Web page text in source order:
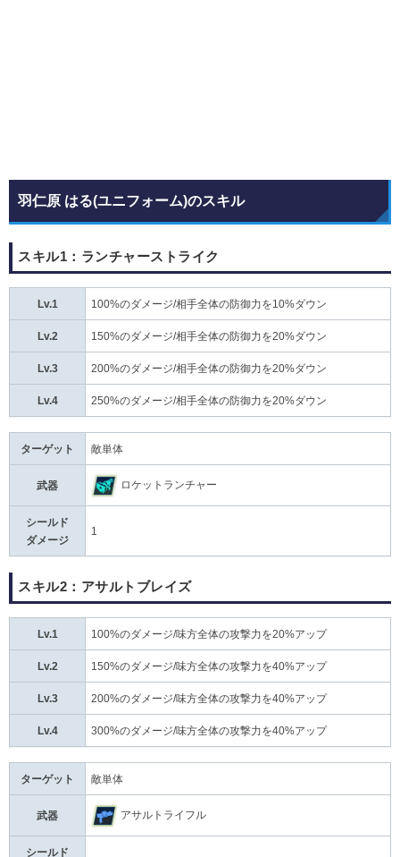
羽仁原 はる(ユニフォーム)のスキル
スキル1：ランチャーストライク
Lv.1 100%のダメージ/相手全体の防御力を10%ダウン
Lv.2 150%のダメージ/相手全体の防御力を20%ダウン
Lv.3 200%のダメージ/相手全体の防御力を20%ダウン
Lv.4 250%のダメージ/相手全体の防御力を20%ダウン
ターゲット 敵単体
武器 ロケットランチャー
シールド
ダメージ
1
スキル2：アサルトブレイズ
Lv.1 100%のダメージ/味方全体の攻撃力を20%アップ
Lv.2 150%のダメージ/味方全体の攻撃力を40%アップ
Lv.3 200%のダメージ/味方全体の攻撃力を40%アップ
Lv.4 300%のダメージ/味方全体の攻撃力を40%アップ
ターゲット 敵単体
武器 アサルトライフル
シールド